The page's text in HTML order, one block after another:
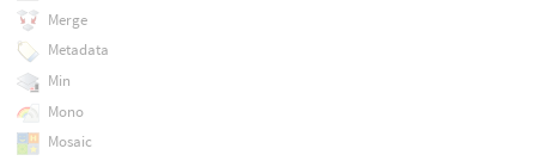
Merge
Metadata
Min
Mono
Mosaic